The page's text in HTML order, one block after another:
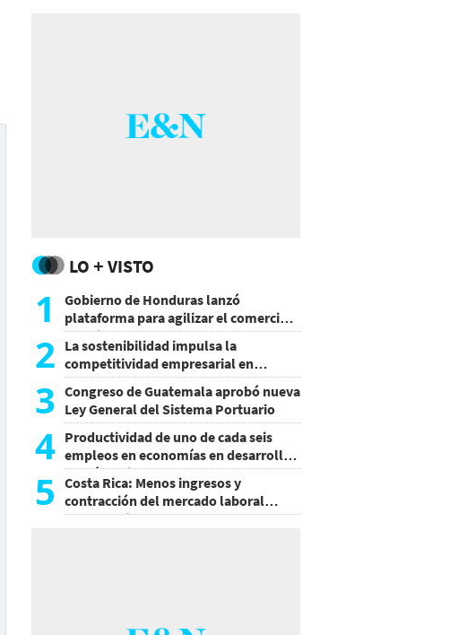
LO + VISTO
1
Gobierno de Honduras lanzó
plataforma para agilizar el comercio
exterior
2 La sostenibilidad impulsa la
competitividad empresarial en
Guatemala
3 Congreso de Guatemala aprobó nueva
Ley General del Sistema Portuario
4 Productividad de uno de cada seis
empleos en economías en desarrollo
podría mejorar por la IA
5
Costa Rica: Menos ingresos y
contracción del mercado laboral
causan baja del consumo